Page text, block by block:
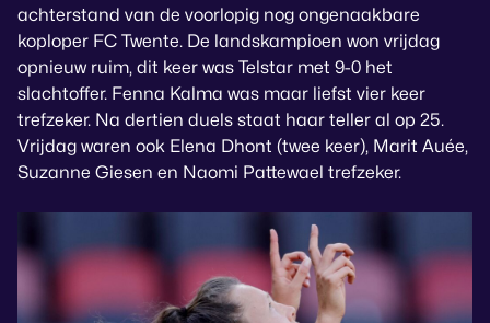
achterstand van de voorlopig nog ongenaakbare
koploper FC Twente. De landskampioen won vrijdag
opnieuw ruim, dit keer was Telstar met 9-0 het
slachtoffer. Fenna Kalma was maar liefst vier keer
trefzeker. Na dertien duels staat haar teller al op 25.
Vrijdag waren ook Elena Dhont (twee keer), Marit Auée,
Suzanne Giesen en Naomi Pattewael trefzeker.